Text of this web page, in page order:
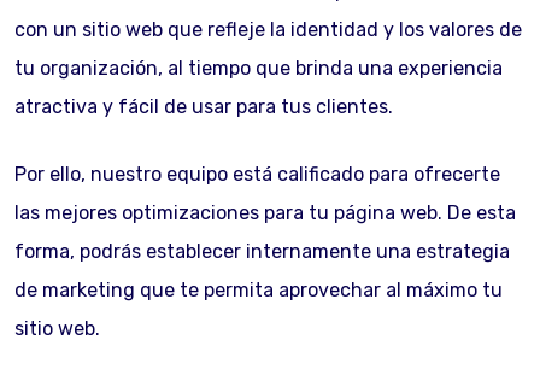
con un sitio web que refleje la identidad y los valores de
tu organización, al tiempo que brinda una experiencia
atractiva y fácil de usar para tus clientes.
Por ello, nuestro equipo está calificado para ofrecerte
las mejores optimizaciones para tu página web. De esta
forma, podrás establecer internamente una estrategia
de marketing que te permita aprovechar al máximo tu
sitio web.